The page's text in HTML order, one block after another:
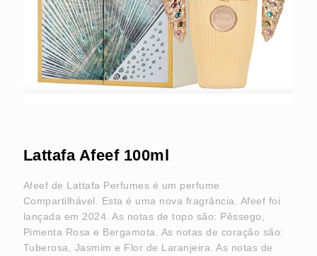
Lattafa Afeef 100ml
Afeef de Lattafa Perfumes é um perfume
Compartilhável. Esta é uma nova fragrância. Afeef foi
lançada em 2024. As notas de topo são: Pêssego,
Pimenta Rosa e Bergamota. As notas de coração são:
Tuberosa, Jasmim e Flor de Laranjeira. As notas de